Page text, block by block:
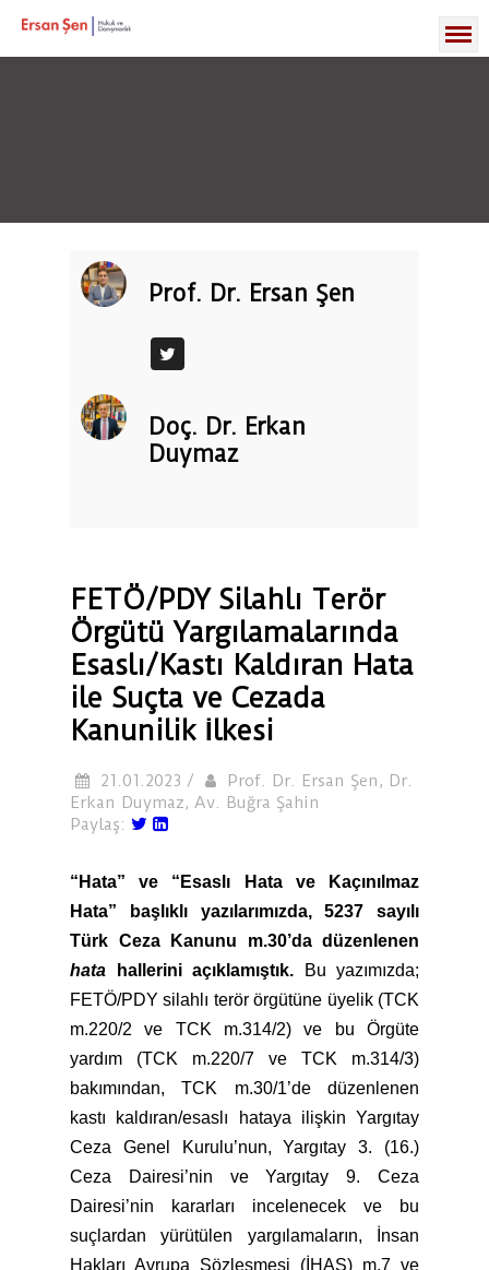
Prof. Dr. Ersan Şen
Doç. Dr. Erkan
Duymaz
FETÖ/PDY Silahlı Terör
Örgütü Yargılamalarında
Esaslı/Kastı Kaldıran Hata
ile Suçta ve Cezada
Kanunilik İlkesi
21.01.2023 /
Prof. Dr. Ersan Şen, Dr.
Erkan Duymaz, Av. Buğra Şahin
Paylaş:
“Hata” ve “Esaslı Hata ve Kaçınılmaz
Hata” başlıklı yazılarımızda, 5237 sayılı
Türk Ceza Kanunu m.30’da düzenlenen
hata
hallerini açıklamıştık.
Bu yazımızda;
FETÖ/PDY silahlı terör örgütüne üyelik (TCK
m.220/2 ve TCK m.314/2) ve bu Örgüte
yardım (TCK m.220/7 ve TCK m.314/3)
bakımından, TCK m.30/1’de düzenlenen
kastı kaldıran/esaslı hataya ilişkin Yargıtay
Ceza Genel Kurulu’nun, Yargıtay 3. (16.)
Ceza Dairesi’nin ve Yargıtay 9. Ceza
Dairesi’nin kararları incelenecek ve bu
suçlardan yürütülen yargılamaların, İnsan
Hakları Avrupa Sözleşmesi (İHAS) m.7 ve